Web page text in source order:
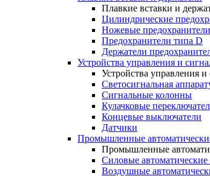
Плавкие вставки и
Цилиндрические
Ножевые предохранители
Предохранители типа D
Держатели
Устройства управления и
Устройства управления и
Светосигнальная
Сигнальные колонны
Кулачковые
Концевые выключатели
Датчики
Промышленные
Промышленные
Силовые
Воздушные